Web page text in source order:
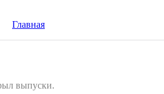
Главная
выпуски.